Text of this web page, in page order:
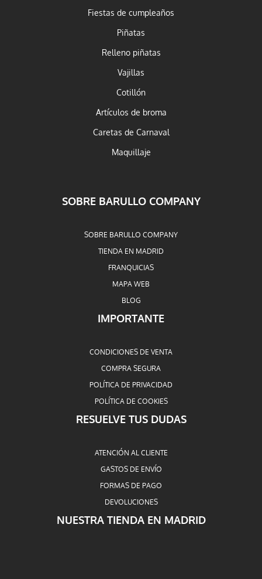
Fiestas de cumpleaños
Piñatas
Relleno piñatas
Vajillas
Cotillón
Artículos de broma
Caretas de Carnaval
Maquillaje
SOBRE BARULLO COMPANY
SOBRE BARULLO COMPANY
TIENDA EN MADRID
FRANQUICIAS
MAPA WEB
BLOG
IMPORTANTE
CONDICIONES DE VENTA
COMPRA SEGURA
POLÍTICA DE PRIVACIDAD
POLÍTICA DE COOKIES
RESUELVE TUS DUDAS
ATENCIÓN AL CLIENTE
GASTOS DE ENVÍO
FORMAS DE PAGO
DEVOLUCIONES
NUESTRA TIENDA EN MADRID